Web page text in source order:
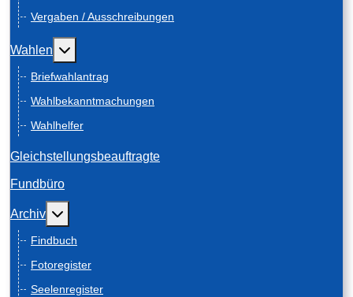
Vergaben / Ausschreibungen
Wahlen Weitere Informationen: Wahlen
Briefwahlantrag
Wahlbekanntmachungen
Wahlhelfer
Gleichstellungsbeauftragte
Fundbüro
Archiv Weitere Informationen: Archiv
Findbuch
Fotoregister
Seelenregister